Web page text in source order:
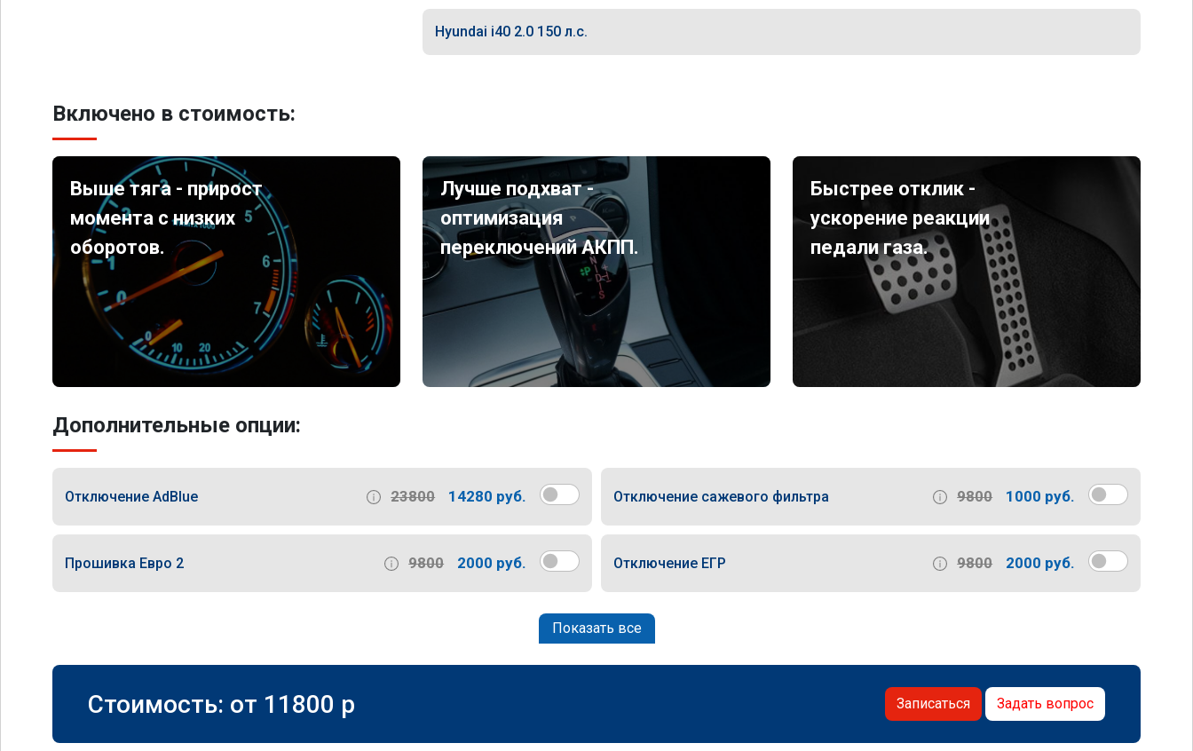
Hyundai i40 2.0 150 л.с.
Включено в стоимость:
Выше тяга - прирост
момента с низких
оборотов.
Лучше подхват -
оптимизация
переключений АКПП.
Быстрее отклик -
ускорение реакции
педали газа.
Дополнительные опции:
Отключение AdBlue 23800 14280 руб. Отключение сажевого фильтра 9800 1000 руб.
Прошивка Евро 2 9800 2000 руб. Отключение ЕГР 9800 2000 руб.
Показать все
Стоимость: от 11800 p Записаться Задать вопрос